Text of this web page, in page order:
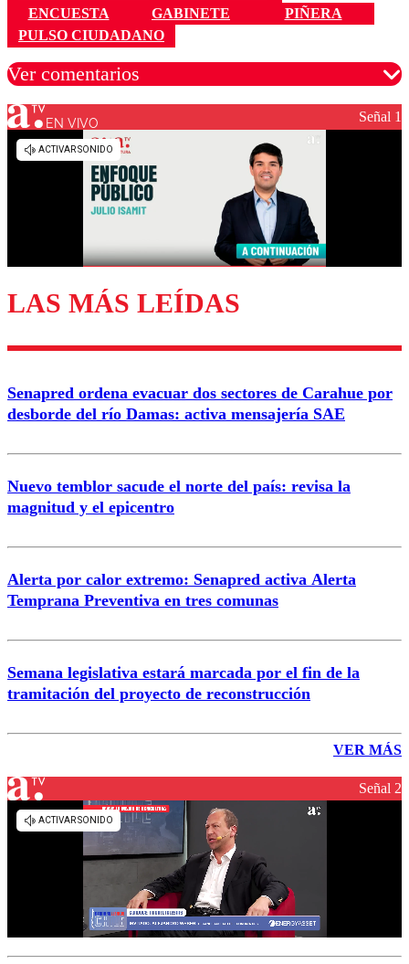
ENCUESTA
GABINETE
PIÑERA
PULSO CIUDADANO
Ver comentarios
Los comentarios son moderados para garantizar un
diálogo respetuoso.
Enviar comentario
EN VIVO Señal 1
LAS MÁS LEÍDAS
Senapred ordena evacuar dos sectores de Carahue por
desborde del río Damas: activa mensajería SAE
Nuevo temblor sacude el norte del país: revisa la
magnitud y el epicentro
Alerta por calor extremo: Senapred activa Alerta
Temprana Preventiva en tres comunas
Semana legislativa estará marcada por el fin de la
tramitación del proyecto de reconstrucción
VER MÁS
Señal 2